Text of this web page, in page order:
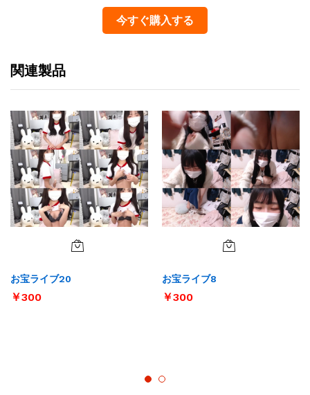
今すぐ購入する
関連製品
お宝ライブ20
￥300
お宝ライブ8
￥300